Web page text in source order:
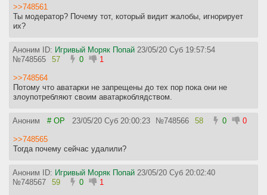
>>748561
Ты модератор? Почему тот, который видит жалобы, игнорирует
их?
Аноним ID: Игривый Моряк Попай 23/05/20 Суб 19:57:54
№748565 57 0 1
>>748564
Потому что аватарки не запрещены до тех пор пока они не
злоупотребляют своим аватаркоблядством.
Аноним # OP 23/05/20 Суб 20:00:23 №748566 58 0 0
>>748565
Тогда почему сейчас удалили?
Аноним ID: Игривый Моряк Попай 23/05/20 Суб 20:02:40
№748567 59 0 1